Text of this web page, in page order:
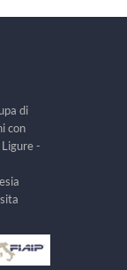
di
con
-